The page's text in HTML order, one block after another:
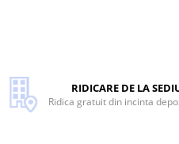
RIDICARE DE LA
Ridica gratuit din incinta